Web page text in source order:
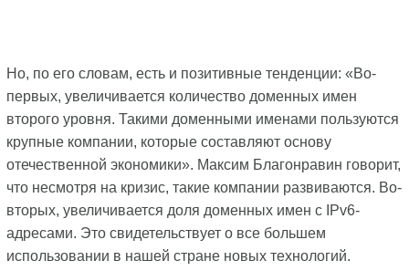
Но, по его словам, есть и позитивные тенденции: «Во-
первых, увеличивается количество доменных имен
второго уровня. Такими доменными именами пользуются
крупные компании, которые составляют основу
отечественной экономики». Максим Благонравин говорит,
что несмотря на кризис, такие компании развиваются. Во-
вторых, увеличивается доля доменных имен с IPv6-
адресами. Это свидетельствует о все большем
использовании в нашей стране новых технологий.